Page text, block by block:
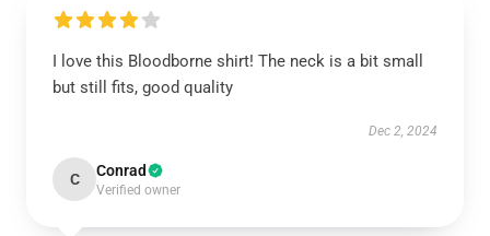
I love this Bloodborne shirt! The neck is a bit small
but still fits, good quality
Dec 2, 2024
C Conrad
Verified owner